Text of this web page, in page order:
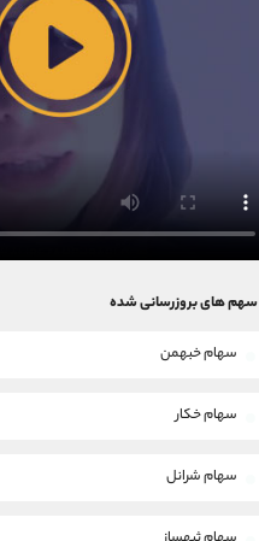
سهم های بروزرسانی شده
سهام خبهمن
سهام خکار
سهام شرانل